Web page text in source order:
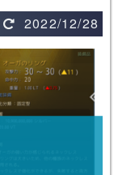
2022/12/28